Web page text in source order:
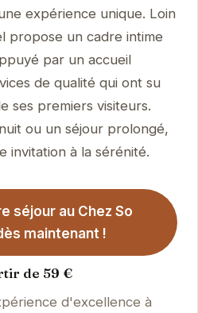
expérience unique. Loin
propose un cadre intime
par un accueil
de qualité qui ont su
ses premiers visiteurs.
ou un séjour prolongé,
invitation à la sérénité.
séjour au Chez So
maintenant !
de 59 €
d'excellence à